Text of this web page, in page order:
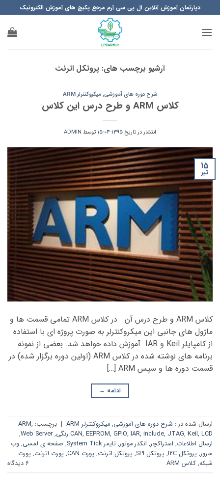
to
content
دپارتمان آموزش آنلاین ال پی سی آرم مرجع پکیچ های آموزش الکترونیک
آرشیو برچسب های: پروتکل اترنت
شرح دوره های آموزشی,میکروکنترلر ARM
کلاس ARM و طرح درس این کلاس
انتشار در تاریخ1395-04-15 توسط ADMIN
15
تیر
کلاس ARM و طرح درس آن در کلاس ARM تمامی قسمت ها و
ماژول های جانبی این میکروکنترلر به صورت پروژه ای با استفاده
از کامپایلر Keil و IAR آموزش داده خواهد شد. بعضی از نمونه
برنامه های نوشته شده در کلاس ARM (اولین دوره برگزار شده) در
قسمت دوره ها و سپس ARM […]
ادامه →
ارسال شده در : شرح دوره های آموزشی, میکروکنترلر ARM | برچسب: ARM,
CAN, EEPROM, GPIO, IAR, include, JTAG, Keil, LCD رنگی ,
Web Server
,
ارسال اطلاعات, استراکچر, انکدر موتور, تایمر System Tick , صفحه ی لمسی, وب
سرور, پروتکل I2C , پروتکل SPI , پروتکل اترنت, پورت CAN , پورت اترنت, پورت
شبکه, کلاس ARM 6 دیدگاه